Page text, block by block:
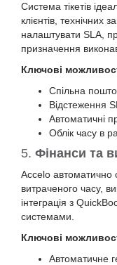
Система тікетів
клієнтів, технічних
налаштувати SLA,
призначення
Ключові
Спільна
Відстеження
Автоматичні
Облік часу в
5. Фінанси та
Accelo автоматично
витраченого часу,
інтеграція з
системами.
Ключові
Автоматичне